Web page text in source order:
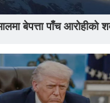
बेपत्ता पाँच आरोहीको